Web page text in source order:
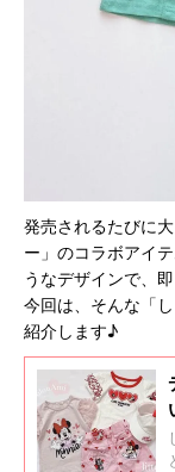
発売されるたびに
ー」のコラボアイ
うなデザインで、
今回は、そんな「
紹介します♪